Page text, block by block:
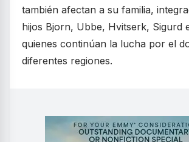
también afectan a su familia,
hijos Bjorn, Ubbe, Hvitserk, Sigurd
quienes continúan la lucha por el
diferentes regiones.